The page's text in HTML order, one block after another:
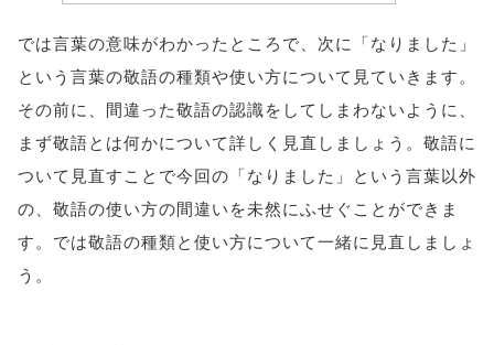
では言葉の意味がわかったところで、次に「なりました」
という言葉の敬語の種類や使い方について見ていきます。
その前に、間違った敬語の認識をしてしまわないように、
まず敬語とは何かについて詳しく見直しましょう。敬語に
ついて見直すことで今回の「なりました」という言葉以外
の、敬語の使い方の間違いを未然にふせぐことができま
す。では敬語の種類と使い方について一緒に見直しましょ
う。